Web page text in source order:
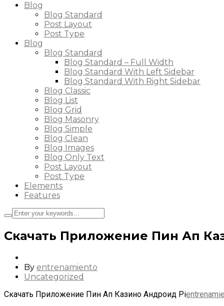
Blog
Blog Standard
Post Layout
Post Type
Blog
Blog Standard
Blog Standard – Full Width
Blog Standard With Left Sidebar
Blog Standard With Right Sidebar
Blog Classic
Blog List
Blog Grid
Blog Masonry
Blog Simple
Blog Clean
Blog Images
Blog Only Text
Post Layout
Post Type
Elements
Features
Скачать Приложение Пин Ап
By entrenamiento
Uncategorized
Скачать Приложение Пин Ап Казино Андроид Pi